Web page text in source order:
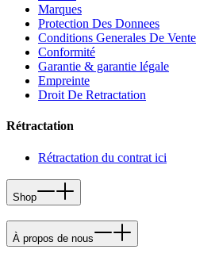
Marques
Protection Des Donnees
Conditions Generales De Vente
Conformité
Garantie & garantie légale
Empreinte
Droit De Retractation
Rétractation
Rétractation du contrat ici
Shop
À propos de nous